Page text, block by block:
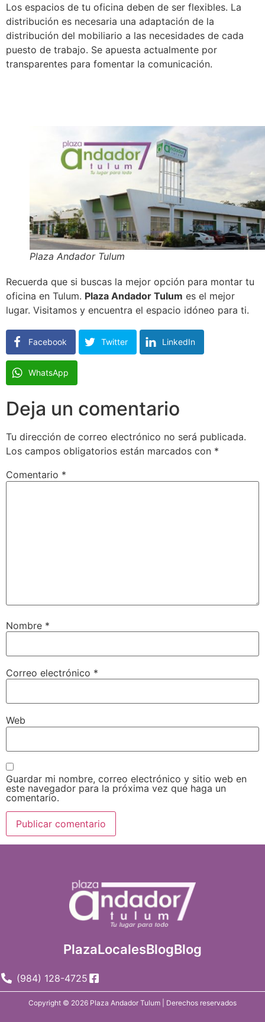
Los espacios de tu oficina deben de ser flexibles. La
distribución es necesaria una adaptación de la
distribución del mobiliario a las necesidades de cada
puesto de trabajo. Se apuesta actualmente por
transparentes para fomentar la comunicación.
Plaza Andador Tulum
Recuerda que si buscas la mejor opción para montar tu
oficina en Tulum. Plaza Andador Tulum es el mejor
lugar. Visitamos y encuentra el espacio idóneo para ti.
Facebook Twitter LinkedIn
WhatsApp
Deja un comentario
Tu dirección de correo electrónico no será publicada.
Los campos obligatorios están marcados con *
Comentario *
Nombre *
Correo electrónico *
Web
Guardar mi nombre, correo electrónico y sitio web en
este navegador para la próxima vez que haga un
comentario.
PlazaLocalesBlogBlog
(984) 128-4725
Copyright © 2026 Plaza Andador Tulum | Derechos reservados